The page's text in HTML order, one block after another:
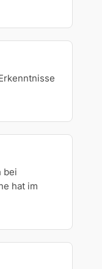
bei
hat im